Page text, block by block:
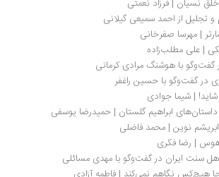
| فرزاد نعمتی
از احمد سمیعی گیلانی
صفرخانی
مطلب‌زاده
با هوشنگ مرادی کرمانی
با حسین راغفر
شیما جوادی
ابراهیم گلستان | حمیدرضا یوسفی
نوین | محمد فاضلی
فکری
در گفت‌وگو با مهدی مسائلی